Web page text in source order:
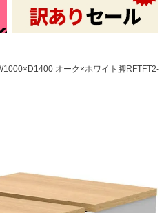
オーク×ホワイト脚RFTFT2-